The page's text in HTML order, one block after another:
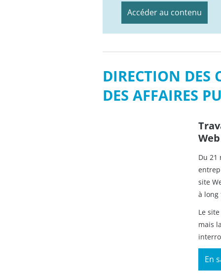
Accéder au contenu
DIRECTION DES
DES AFFAIRES
Du 21
site
à long
Le
mais
En